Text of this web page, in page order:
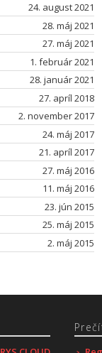
24. august 2021
28. máj 2021
27. máj 2021
1. február 2021
28. január 2021
27. apríl 2018
2. november 2017
24. máj 2017
21. apríl 2017
27. máj 2016
11. máj 2016
23. jún 2015
25. máj 2015
2. máj 2015